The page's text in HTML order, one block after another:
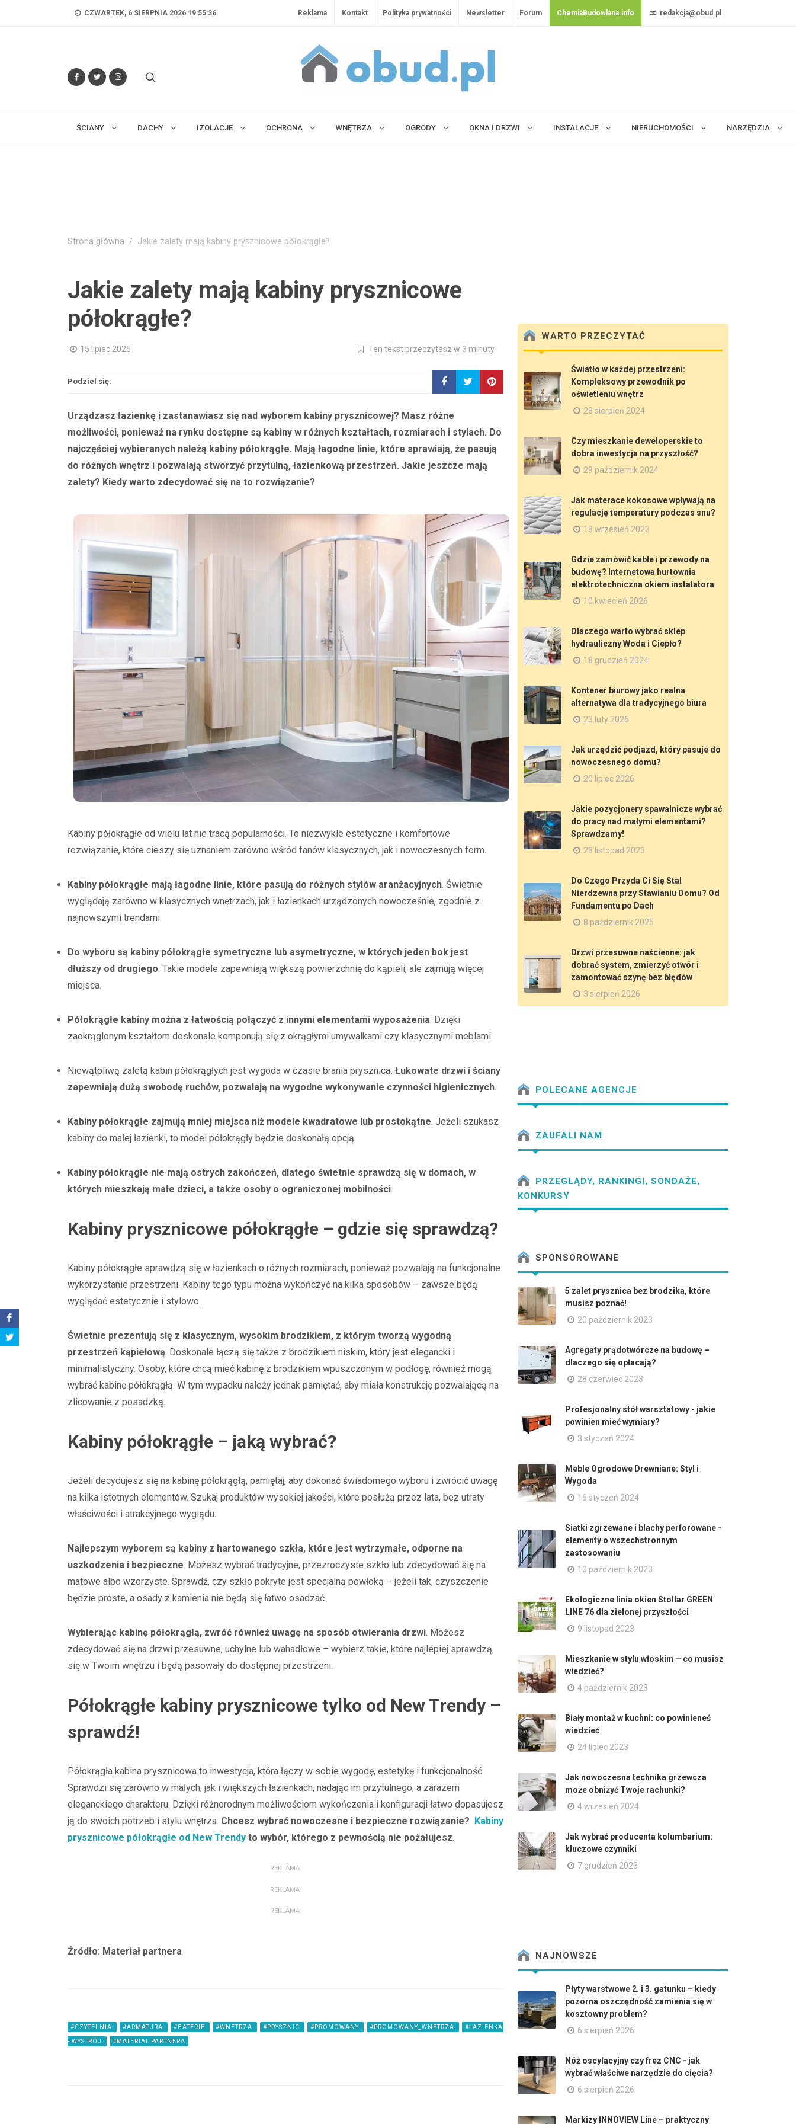
CZWARTEK, 6 SIERPNIA 2026 19:55:37 Reklama Kontakt Polityka prywatności Newsletter Forum ChemiaBudowlana.info redakcja@obud.pl
ŚCIANY DACHY IZOLACJE OCHRONA WNĘTRZA OGRODY OKNA I DRZWI INSTALACJE NIERUCHOMOŚCI NARZĘDZIA
Strona główna Jakie zalety mają kabiny prysznicowe półokrągłe?
Jakie zalety mają kabiny prysznicowe
półokrągłe?
15 lipiec 2025 Ten tekst przeczytasz w 3 minuty
Podziel się:
Urządzasz łazienkę i zastanawiasz się nad wyborem kabiny prysznicowej? Masz różne
możliwości, ponieważ na rynku dostępne są kabiny w różnych kształtach, rozmiarach i stylach. Do
najczęściej wybieranych należą kabiny półokrągłe. Mają łagodne linie, które sprawiają, że pasują
do różnych wnętrz i pozwalają stworzyć przytulną, łazienkową przestrzeń. Jakie jeszcze mają
zalety? Kiedy warto zdecydować się na to rozwiązanie?
Kabiny półokrągłe od wielu lat nie tracą popularności. To niezwykle estetyczne i komfortowe
rozwiązanie, które cieszy się uznaniem zarówno wśród fanów klasycznych, jak i nowoczesnych form.
Kabiny półokrągłe mają łagodne linie, które pasują do różnych stylów aranżacyjnych. Świetnie
wyglądają zarówno w klasycznych wnętrzach, jak i łazienkach urządzonych nowocześnie, zgodnie z
najnowszymi trendami.
Do wyboru są kabiny półokrągłe symetryczne lub asymetryczne, w których jeden bok jest
dłuższy od drugiego. Takie modele zapewniają większą powierzchnię do kąpieli, ale zajmują więcej
miejsca.
Półokrągłe kabiny można z łatwością połączyć z innymi elementami wyposażenia. Dzięki
zaokrąglonym kształtom doskonale komponują się z okrągłymi umywalkami czy klasycznymi meblami.
Niewątpliwą zaletą kabin półokrągłych jest wygoda w czasie brania prysznica. Łukowate drzwi i ściany
zapewniają dużą swobodę ruchów, pozwalają na wygodne wykonywanie czynności higienicznych.
Kabiny półokrągłe zajmują mniej miejsca niż modele kwadratowe lub prostokątne. Jeżeli szukasz
kabiny do małej łazienki, to model półokrągły będzie doskonałą opcją.
Kabiny półokrągłe nie mają ostrych zakończeń, dlatego świetnie sprawdzą się w domach, w
których mieszkają małe dzieci, a także osoby o ograniczonej mobilności.
Kabiny prysznicowe półokrągłe – gdzie się sprawdzą?
Kabiny półokrągłe sprawdzą się w łazienkach o różnych rozmiarach, ponieważ pozwalają na funkcjonalne
wykorzystanie przestrzeni. Kabiny tego typu można wykończyć na kilka sposobów – zawsze będą
wyglądać estetycznie i stylowo.
Świetnie prezentują się z klasycznym, wysokim brodzikiem, z którym tworzą wygodną
przestrzeń kąpielową. Doskonale łączą się także z brodzikiem niskim, który jest elegancki i
minimalistyczny. Osoby, które chcą mieć kabinę z brodzikiem wpuszczonym w podłogę, również mogą
wybrać kabinę półokrągłą. W tym wypadku należy jednak pamiętać, aby miała konstrukcję pozwalającą na
zlicowanie z posadzką.
Kabiny półokrągłe – jaką wybrać?
Jeżeli decydujesz się na kabinę półokrągłą, pamiętaj, aby dokonać świadomego wyboru i zwrócić uwagę
na kilka istotnych elementów. Szukaj produktów wysokiej jakości, które posłużą przez lata, bez utraty
właściwości i atrakcyjnego wyglądu.
Najlepszym wyborem są kabiny z hartowanego szkła, które jest wytrzymałe, odporne na
uszkodzenia i bezpieczne. Możesz wybrać tradycyjne, przezroczyste szkło lub zdecydować się na
matowe albo wzorzyste. Sprawdź, czy szkło pokryte jest specjalną powłoką – jeżeli tak, czyszczenie
będzie proste, a osady z kamienia nie będą się łatwo osadzać.
Wybierając kabinę półokrągłą, zwróć również uwagę na sposób otwierania drzwi. Możesz
zdecydować się na drzwi przesuwne, uchylne lub wahadłowe – wybierz takie, które najlepiej sprawdzą
się w Twoim wnętrzu i będą pasowały do dostępnej przestrzeni.
Półokrągłe kabiny prysznicowe tylko od New Trendy –
sprawdź!
Półokrągła kabina prysznicowa to inwestycja, która łączy w sobie wygodę, estetykę i funkcjonalność.
Sprawdzi się zarówno w małych, jak i większych łazienkach, nadając im przytulnego, a zarazem
eleganckiego charakteru. Dzięki różnorodnym możliwościom wykończenia i konfiguracji łatwo dopasujesz
ją do swoich potrzeb i stylu wnętrza. Chcesz wybrać nowoczesne i bezpieczne rozwiązanie? Kabiny
prysznicowe półokrągłe od New Trendy to wybór, którego z pewnością nie pożałujesz.
REKLAMA:
REKLAMA:
REKLAMA:
Źródło: Materiał partnera
#CZYTELNIA #ARMATURA #BATERIE #WNETRZA #PRYSZNIC #PROMOWANY #PROMOWANY_WNETRZA #ŁAZIENKA
- WYSTRÓJ #MATERIAŁ PARTNERA
WARTO PRZECZYTAĆ
Światło w każdej przestrzeni:
Kompleksowy przewodnik po
oświetleniu wnętrz
28 sierpień 2024
Czy mieszkanie deweloperskie to
dobra inwestycja na przyszłość?
29 październik 2024
Jak materace kokosowe wpływają na
regulację temperatury podczas snu?
18 wrzesień 2023
Gdzie zamówić kable i przewody na
budowę? Internetowa hurtownia
elektrotechniczna okiem instalatora
10 kwiecień 2026
Dlaczego warto wybrać sklep
hydrauliczny Woda i Ciepło?
18 grudzień 2024
Kontener biurowy jako realna
alternatywa dla tradycyjnego biura
23 luty 2026
Jak urządzić podjazd, który pasuje do
nowoczesnego domu?
20 lipiec 2026
Jakie pozycjonery spawalnicze wybrać
do pracy nad małymi elementami?
Sprawdzamy!
28 listopad 2023
Do Czego Przyda Ci Się Stal
Nierdzewna przy Stawianiu Domu? Od
Fundamentu po Dach
8 październik 2025
Drzwi przesuwne naścienne: jak
dobrać system, zmierzyć otwór i
zamontować szynę bez błędów
3 sierpień 2026
POLECANE AGENCJE
ZAUFALI NAM
PRZEGLĄDY, RANKINGI, SONDAŻE,
KONKURSY
SPONSOROWANE
5 zalet prysznica bez brodzika, które
musisz poznać!
20 październik 2023
Agregaty prądotwórcze na budowę –
dlaczego się opłacają?
28 czerwiec 2023
Profesjonalny stół warsztatowy - jakie
powinien mieć wymiary?
3 styczeń 2024
Meble Ogrodowe Drewniane: Styl i
Wygoda
16 styczeń 2024
Siatki zgrzewane i blachy perforowane -
elementy o wszechstronnym
zastosowaniu
10 październik 2023
Ekologiczne linia okien Stollar GREEN
LINE 76 dla zielonej przyszłości
9 listopad 2023
Mieszkanie w stylu włoskim – co musisz
wiedzieć?
4 październik 2023
Biały montaż w kuchni: co powinieneś
wiedzieć
24 lipiec 2023
Jak nowoczesna technika grzewcza
może obniżyć Twoje rachunki?
4 wrzesień 2024
Jak wybrać producenta kolumbarium:
kluczowe czynniki
7 grudzień 2023
NAJNOWSZE
Płyty warstwowe 2. i 3. gatunku – kiedy
pozorna oszczędność zamienia się w
kosztowny problem?
6 sierpień 2026
Nóż oscylacyjny czy frez CNC - jak
wybrać właściwe narzędzie do cięcia?
6 sierpień 2026
Markizy INNOVIEW Line – praktyczny